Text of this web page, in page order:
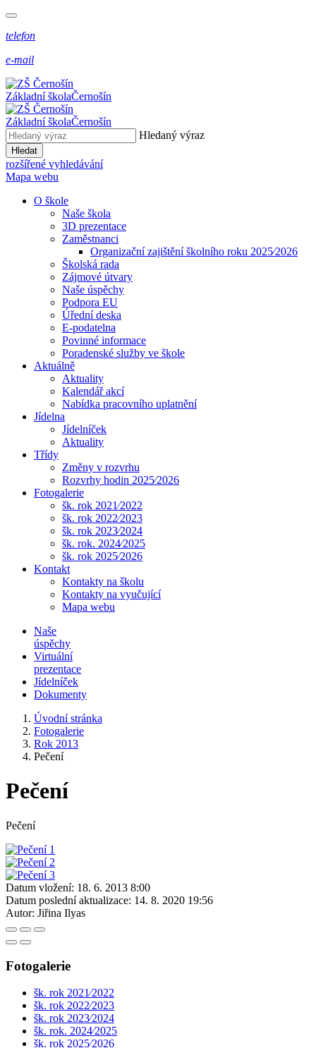
telefon
e-mail
Základní školaČernošín
Základní školaČernošín
Hledaný výraz
Hledat
rozšířené vyhledávání
Mapa webu
O škole
Naše škola
3D prezentace
Zaměstnanci
Organizační zajištění školního roku 2025⁄2026
Školská rada
Zájmové útvary
Naše úspěchy
Podpora EU
Úřední deska
E-podatelna
Povinné informace
Poradenské služby ve škole
Aktuálně
Aktuality
Kalendář akcí
Nabídka pracovního uplatnění
Jídelna
Jídelníček
Aktuality
Třídy
Změny v rozvrhu
Rozvrhy hodin 2025⁄2026
Fotogalerie
šk. rok 2021⁄2022
šk. rok 2022⁄2023
šk. rok 2023⁄2024
šk. rok. 2024⁄2025
šk. rok 2025⁄2026
Kontakt
Kontakty na školu
Kontakty na vyučující
Mapa webu
Naše
úspěchy
Virtuální
prezentace
Jídelníček
Dokumenty
Úvodní stránka
Fotogalerie
Rok 2013
Pečení
Pečení
Pečení
Datum vložení: 18. 6. 2013 8:00
Datum poslední aktualizace: 14. 8. 2020 19:56
Autor: Jiřina Ilyas
Fotogalerie
šk. rok 2021⁄2022
šk. rok 2022⁄2023
šk. rok 2023⁄2024
šk. rok. 2024⁄2025
šk. rok 2025⁄2026